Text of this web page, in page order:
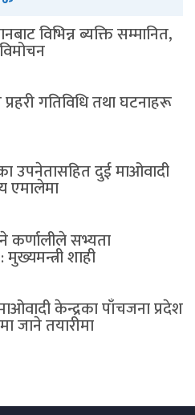
विभिन्न ब्यक्ति सम्मानित,
गतिविधि तथा घटनाहरू
उपनेतासहित दुई माओवादी
एमालेमा
कर्णालीले सभ्यता
शाही
केन्द्रका पाँचजना प्रदेश
जाने तयारीमा